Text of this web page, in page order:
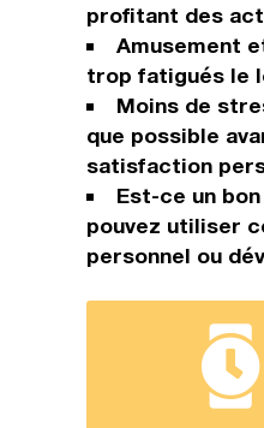
profitant des
Amusement
trop fatigués le
Moins de
que possible
satisfaction
Est-ce un
pouvez utiliser
personnel ou